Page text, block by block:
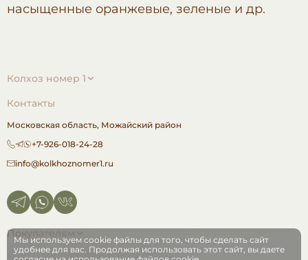
насыщенные оранжевые, зеленые и др.
Колхоз номер 1
Контакты
Московская область, Можайский район
+7-926-018-24-28
info@kolkhoznomer1.ru
Покупателям
Мы используем cookie файлы для того, чтобы сделать сайт
удобнее для вас. Продолжая использовать этот сайт, вы даете